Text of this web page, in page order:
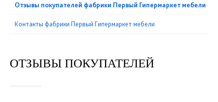
Отзывы покупателей фабрики Первый Гипермаркет мебели
Контакты фабрики Первый Гипермаркет мебели
ОТЗЫВЫ ПОКУПАТЕЛЕЙ